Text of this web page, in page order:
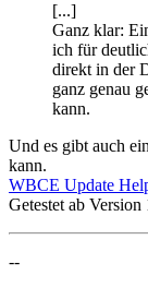
[...]
Ganz klar:
ich für
direkt in der
ganz genau
kann.
Und es gibt auch
kann.
WBCE Update
Getestet ab Version
--